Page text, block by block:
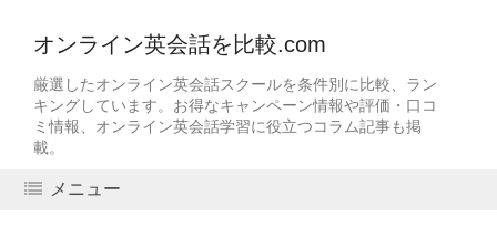
オンライン英会話を比較.com
厳選したオンライン英会話スクールを条件別に比較、ラン
キングしています。お得なキャンペーン情報や評価・口コ
ミ情報、オンライン英会話学習に役立つコラム記事も掲
載。
メニュー